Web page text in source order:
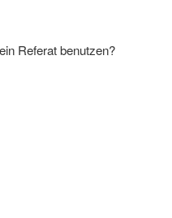
Referat benutzen?